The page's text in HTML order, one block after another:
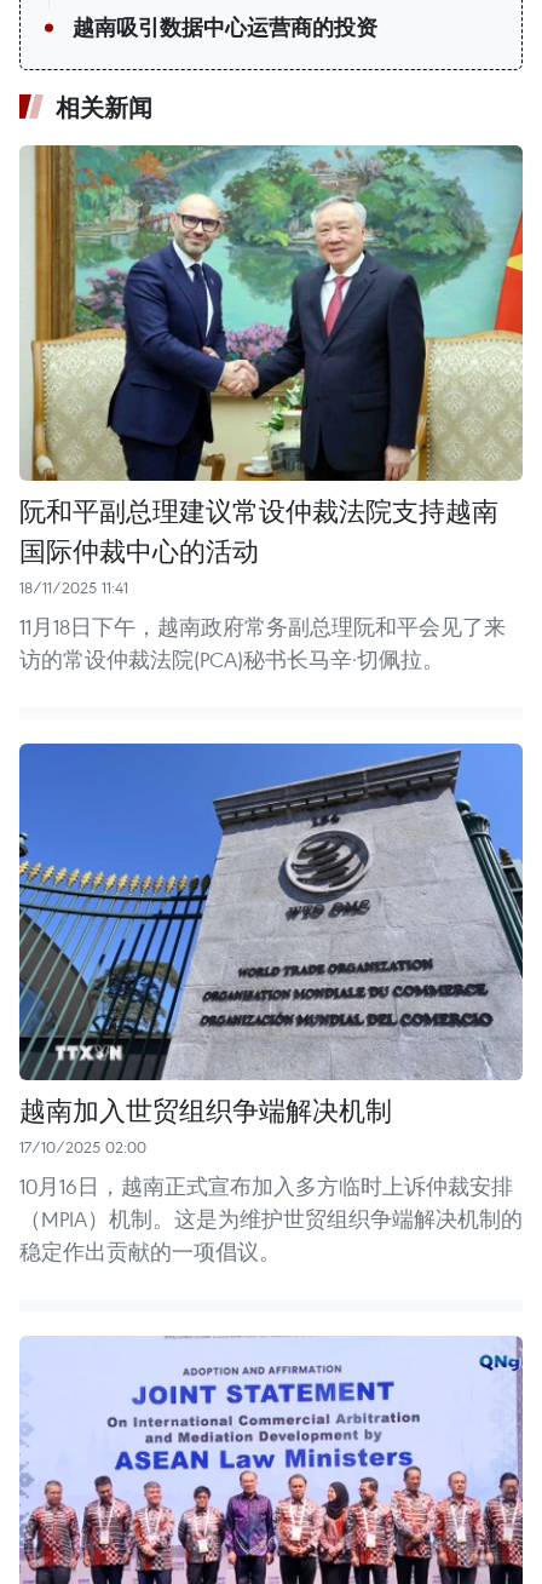
越南吸引数据中心运营商的投资
相关新闻
阮和平副总理建议常设仲裁法院支持越南
国际仲裁中心的活动
18/11/2025 11:41
11月18日下午，越南政府常务副总理阮和平会见了来
访的常设仲裁法院(PCA)秘书长马辛·切佩拉。
越南加入世贸组织争端解决机制
17/10/2025 02:00
10月16日，越南正式宣布加入多方临时上诉仲裁安排
（MPIA）机制。这是为维护世贸组织争端解决机制的
稳定作出贡献的一项倡议。